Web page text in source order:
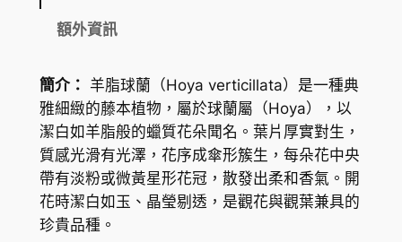
v
e
r
t
i
c
i
額外資訊
簡介： 羊脂球蘭（Hoya verticillata）是一種典
雅細緻的藤本植物，屬於球蘭屬（Hoya），以
潔白如羊脂般的蠟質花朵聞名。葉片厚實對生，
質感光滑有光澤，花序成傘形簇生，每朵花中央
帶有淡粉或微黃星形花冠，散發出柔和香氣。開
花時潔白如玉、晶瑩剔透，是觀花與觀葉兼具的
珍貴品種。